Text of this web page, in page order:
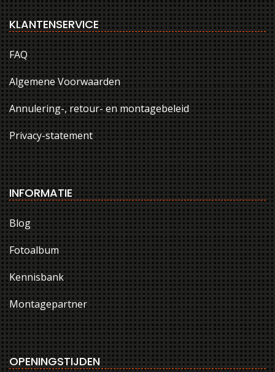
KLANTENSERVICE
FAQ
Algemene Voorwaarden
Annulering-, retour- en montagebeleid
Privacy-statement
INFORMATIE
Blog
Fotoalbum
Kennisbank
Montagepartner
OPENINGSTIJDEN